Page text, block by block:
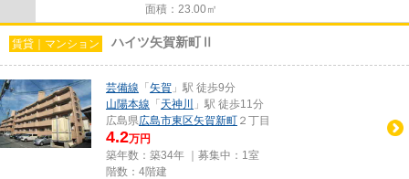
面積：23.00㎡
賃貸｜マンション ハイツ矢賀新町Ⅱ
芸備線 「矢賀 」駅 徒歩9分
山陽本線 「天神川
」駅 徒歩11分
広島県広島市東区矢賀新町 ２丁目
4.2万円
築年数：築34年 ｜募集中： 1室
階数：4階建